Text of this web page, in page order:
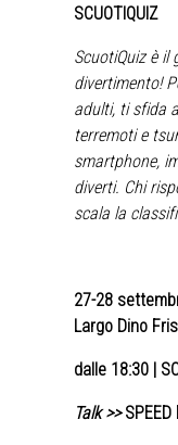
SCUOTIQUIZ
ScuotiQuiz è
divertimento!
adulti, ti sfida
terremoti e
smartphone,
diverti. Chi
scala la
27-28
Largo Dino
dalle 18:30 |
Talk >>SPEED